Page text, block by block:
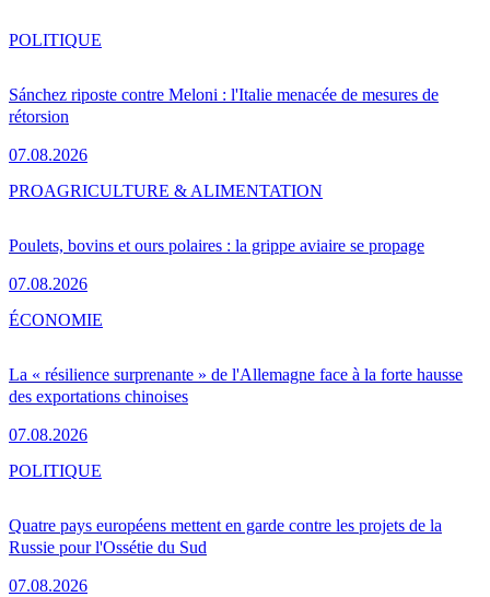
Sánchez riposte contre Meloni : l'Italie menacée de mesures de
rétorsion
07.08.2026
POLITIQUE
Poulets, bovins et ours polaires : la grippe aviaire se propage
07.08.2026
PROAGRICULTURE & ALIMENTATION
La « résilience surprenante » de l'Allemagne face à la forte hausse
des exportations chinoises
07.08.2026
ÉCONOMIE
Quatre pays européens mettent en garde contre les projets de la
Russie pour l'Ossétie du Sud
07.08.2026
POLITIQUE